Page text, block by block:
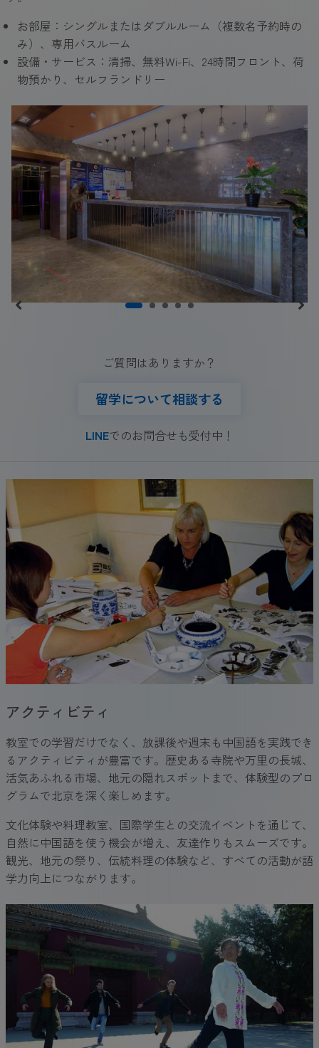
お部屋：シングルまたはダブルルーム（複数名予約時の
み）、専用バスルーム
設備・サービス：清掃、無料Wi-Fi、24時間フロント、荷
物預かり、セルフランドリー
ご質問はありますか？
留学について相談する
LINEでのお問合せも受付中！
アクティビティ
教室での学習だけでなく、放課後や週末も中国語を実践でき
るアクティビティが豊富です。歴史ある寺院や万里の長城、
活気あふれる市場、地元の隠れスポットまで、体験型のプロ
グラムで北京を深く楽しめます。
文化体験や料理教室、国際学生との交流イベントを通じて、
自然に中国語を使う機会が増え、友達作りもスムーズです。
観光、地元の祭り、伝統料理の体験など、すべての活動が語
学力向上につながります。